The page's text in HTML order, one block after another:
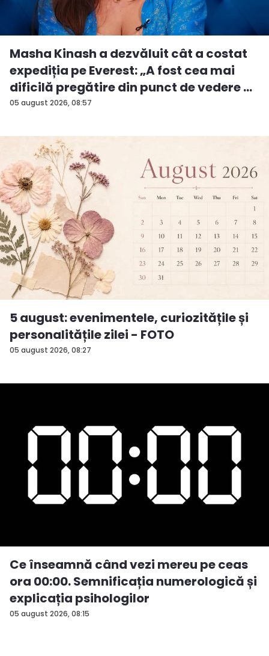
05 august 2026, 08:57
Masha Kinash a dezvăluit cât a costat
expediția pe Everest: „A fost cea mai
dificilă pregătire din punct de vedere ...
05 august 2026, 08:27
5 august: evenimentele, curiozitățile și
personalitățile zilei - FOTO
05 august 2026, 08:15
Ce înseamnă când vezi mereu pe ceas
ora 00:00. Semnificația numerologică și
explicația psihologilor